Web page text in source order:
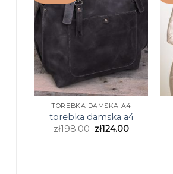
TOREBKA DAMSKA A4
torebka damska a4
zł198.00 zł124.00